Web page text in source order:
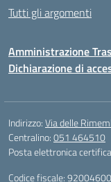
Tutti gli argomenti
Amministrazione
Dichiarazione di
Indirizzo:Via delle
Centralino:051 464510
Posta elettronica
Codice fiscale: